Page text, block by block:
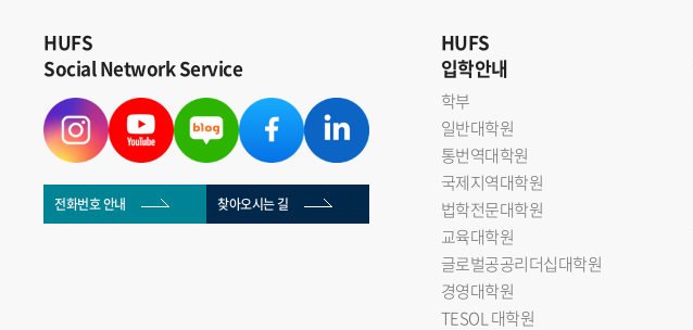
HUFS
Social Network Service
전화번호 안내 찾아오시는 길
HUFS
입학안내
학부
일반대학원
통번역대학원
국제지역대학원
법학전문대학원
교육대학원
글로벌공공리더십대학원
경영대학원
TESOL 대학원